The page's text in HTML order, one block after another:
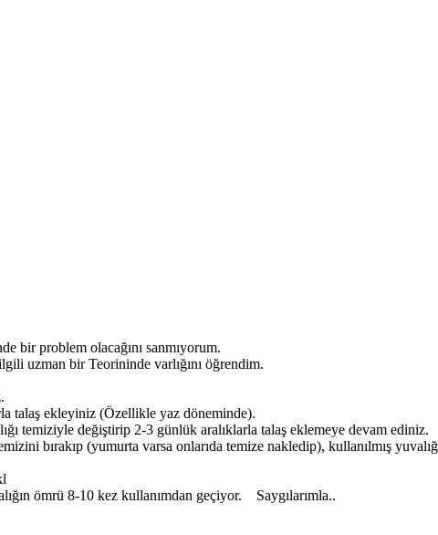
bir problem olacağını sanmıyorum.
uzman bir Teorininde varlığını öğrendim.
ekleyiniz (Özellikle yaz döneminde).
değiştirip 2-3 günlük aralıklarla talaş eklemeye devam ediniz.
(yumurta varsa onlarıda temize nakledip), kullanılmış
ömrü 8-10 kez kullanımdan geçiyor. Saygılarımla..